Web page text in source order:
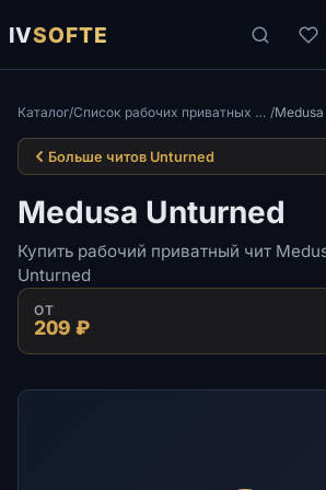
IVSOFTE
Каталог/ Список рабочих приватных читов для игры Unturned /
Больше читов Unturned
Medusa Unturned
Купить рабочий приватный чит
Unturned
ОТ
209 ₽